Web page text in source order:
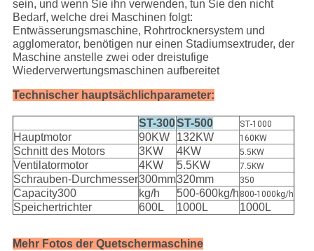
sein, und wenn Sie ihn verwenden, tun Sie den nicht
Bedarf, welche drei Maschinen folgt:
Entwässerungsmaschine, Rohrtrocknersystem und
agglomerator, benötigen nur einen Stadiumsextruder, der
Maschine anstelle zwei oder dreistufige
Wiederverwertungsmaschinen aufbereitet
Technischer hauptsächlichparameter:
ST-300ST-500 ST-1000
Hauptmotor 90KW 132KW 160KW
Schnitt des Motors 3KW 4KW 5.5KW
Ventilatormotor 4KW 5.5KW 7.5KW
Schrauben-Durchmesser300mm320mm 350
Capacity300 kg/h 500-600kg/h 800-1000kg/h
Speichertrichter 600L 1000L 1000L
Mehr Fotos der Quetschermaschine